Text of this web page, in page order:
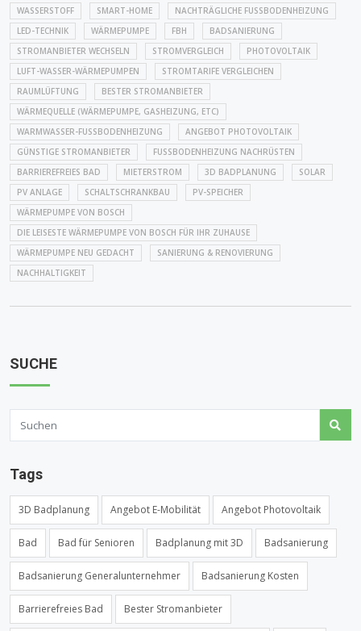
WASSERSTOFF
SMART-HOME
NACHTRÄGLICHE FUSSBODENHEIZUNG
LED-TECHNIK
WÄRMEPUMPE FBH
BADSANIERUNG
STROMANBIETER WECHSELN
STROMVERGLEICH
PHOTOVOLTAIK
LUFT-WASSER-WÄRMEPUMPEN
STROMTARIFE VERGLEICHEN
RAUMLÜFTUNG
BESTER STROMANBIETER
WÄRMEQUELLE (WÄRMEPUMPE, GASHEIZUNG, ETC)
WARMWASSER-FUSSBODENHEIZUNG
ANGEBOT PHOTOVOLTAIK
GÜNSTIGE STROMANBIETER
FUSSBODENHEIZUNG NACHRÜSTEN
BARRIEREFREIES BAD
MIETERSTROM 3D BADPLANUNG
SOLAR
PV ANLAGE
SCHALTSCHRANKBAU
PV-SPEICHER
WÄRMEPUMPE VON BOSCH
DIE LEISESTE WÄRMEPUMPE VON BOSCH FÜR IHR ZUHAUSE
WÄRMEPUMPE NEU GEDACHT
SANIERUNG & RENOVIERUNG
NACHHALTIGKEIT
SUCHE
Tags
3D Badplanung Angebot E-Mobilität Angebot Photovoltaik
Bad Bad für Senioren Badplanung mit 3D Badsanierung
Badsanierung Generalunternehmer Badsanierung Kosten
Barrierefreies Bad Bester Stromanbieter